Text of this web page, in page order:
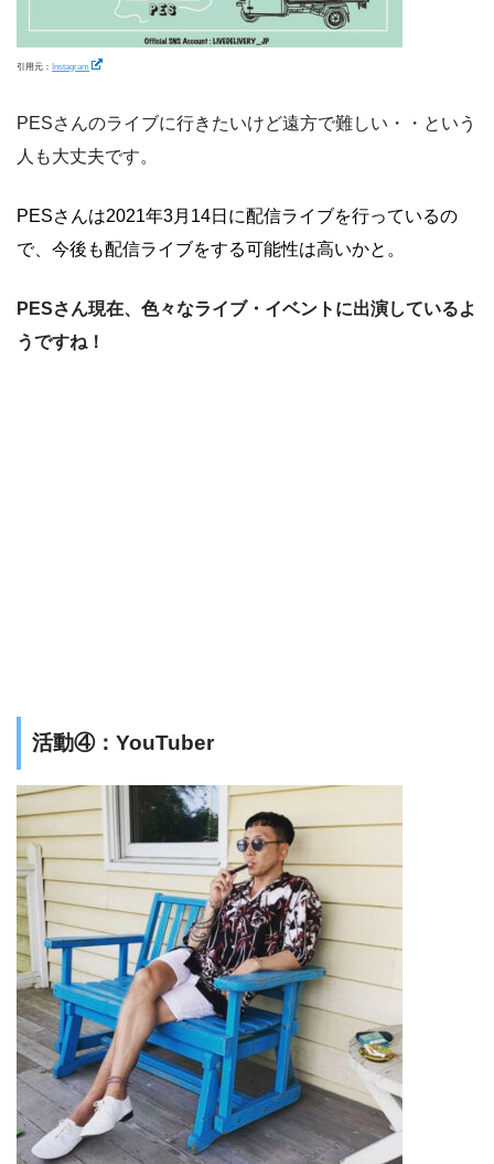
引用元： Instagram
PESさんのライブに行きたいけど遠方で難しい・・という
人も大丈夫です。
PESさんは2021年3月14日に配信ライブを行っているの
で、今後も配信ライブをする可能性は高いかと。
PESさん現在、色々なライブ・イベントに出演しているよ
うですね！
活動④：YouTuber